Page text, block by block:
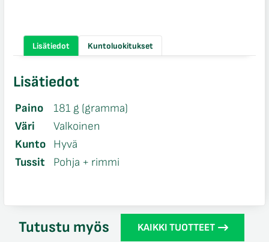
Lisätiedot Kuntoluokitukset
Lisätiedot
Paino
181 g (gramma)
Väri
Valkoinen
Kunto
Hyvä
Tussit
Pohja + rimmi
Tutustu myös KAIKKI TUOTTEET